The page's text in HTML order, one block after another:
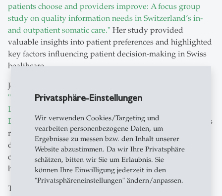
Privatsphäre-Einstellungen
Wir verwenden Cookies/Targeting und
vearbeiten personenbezogene Daten, um
Ergebnisse zu messen bzw. den Inhalt unserer
Website abzustimmen. Da wir Ihre Privatsphäre
schätzen, bitten wir Sie um Erlaubnis. Sie
können Ihre Einwilligung jederzeit in den
"Privatsphäreneinstellungen" ändern/anpassen.
patients choose and providers improve: A focus group
study on quality information needs in Switzerland’s in-
and outpatient somatic care." Her study provided
valuable insights into patient preferences and highlighted
key factors influencing patient decision-making in Swiss
healthcare.
Jonas Subelack shared research around
"Krankenhausvergütung via Fallpauschalen: Gibt es
Leistungsgruppen, die besonders (un-)profitabel sind?
Erkenntnisse aus dem Schweizer Krankenhaussektor."
His
research identified variations in profitability among
different service groups within the Swiss hospital sector,
contributing important knowledge to discussions about
hospital financing and economic sustainability.
The conference offered an excellent platform for